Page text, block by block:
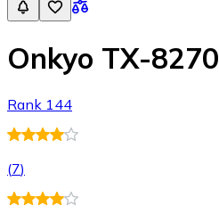
Onkyo TX-8270
Rank 144
(7)